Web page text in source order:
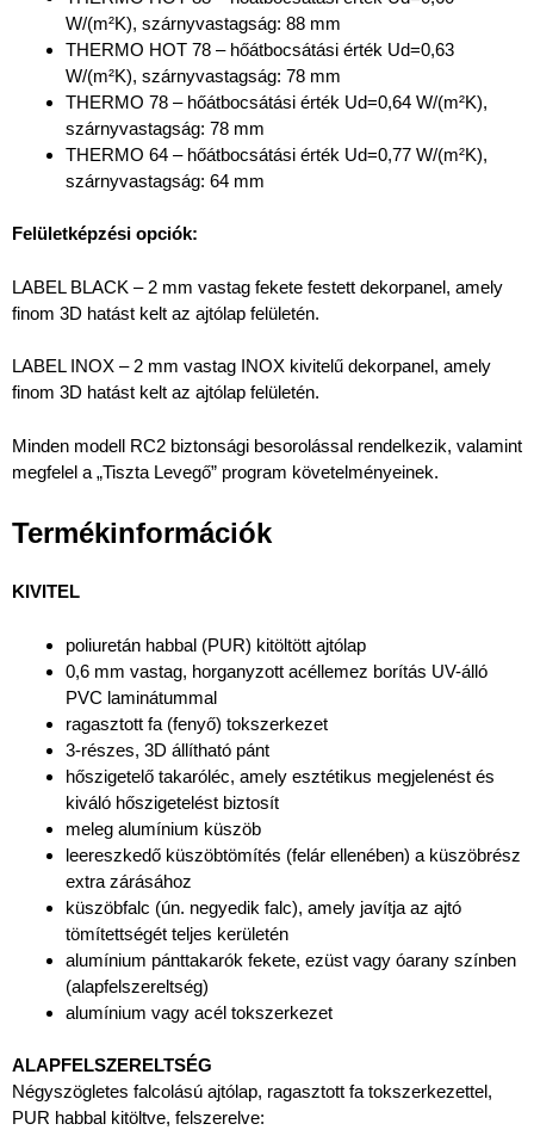
W/(m²K), szárnyvastagság: 88 mm
THERMO HOT 78 – hőátbocsátási érték Ud=0,63
W/(m²K), szárnyvastagság: 78 mm
THERMO 78 – hőátbocsátási érték Ud=0,64 W/(m²K),
szárnyvastagság: 78 mm
THERMO 64 – hőátbocsátási érték Ud=0,77 W/(m²K),
szárnyvastagság: 64 mm
Felületképzési opciók:
LABEL BLACK – 2 mm vastag fekete festett dekorpanel, amely
finom 3D hatást kelt az ajtólap felületén.
LABEL INOX – 2 mm vastag INOX kivitelű dekorpanel, amely
finom 3D hatást kelt az ajtólap felületén.
Minden modell RC2 biztonsági besorolással rendelkezik, valamint
megfelel a „Tiszta Levegő” program követelményeinek.
Termékinformációk
KIVITEL
poliuretán habbal (PUR) kitöltött ajtólap
0,6 mm vastag, horganyzott acéllemez borítás UV-álló
PVC laminátummal
ragasztott fa (fenyő) tokszerkezet
3-részes, 3D állítható pánt
hőszigetelő takaróléc, amely esztétikus megjelenést és
kiváló hőszigetelést biztosít
meleg alumínium küszöb
leereszkedő küszöbtömítés (felár ellenében) a küszöbrész
extra zárásához
küszöbfalc (ún. negyedik falc), amely javítja az ajtó
tömítettségét teljes kerületén
alumínium pánttakarók fekete, ezüst vagy óarany színben
(alapfelszereltség)
alumínium vagy acél tokszerkezet
ALAPFELSZERELTSÉG
Négyszögletes falcolású ajtólap, ragasztott fa tokszerkezettel,
PUR habbal kitöltve, felszerelve: